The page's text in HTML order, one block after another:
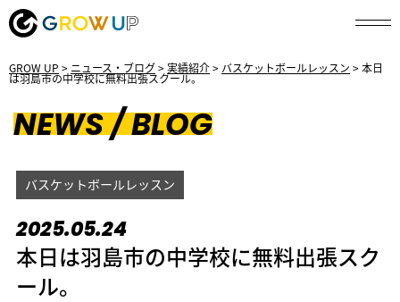
GROW UP > ニュース・ブログ>実績紹介> バスケットボールレッスン >本日
は羽島市の中学校に無料出張スクール。
NEWS / BLOG
バスケットボールレッスン
2025.05.24
本日は羽島市の中学校に無料出張スク
ール。